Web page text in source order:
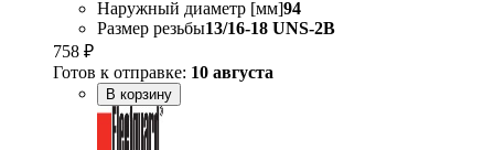
Наружный диаметр [мм]94
Размер резьбы13/16-18 UNS-2B
758 ₽
Готов к отправке: 10 августа
В корзину